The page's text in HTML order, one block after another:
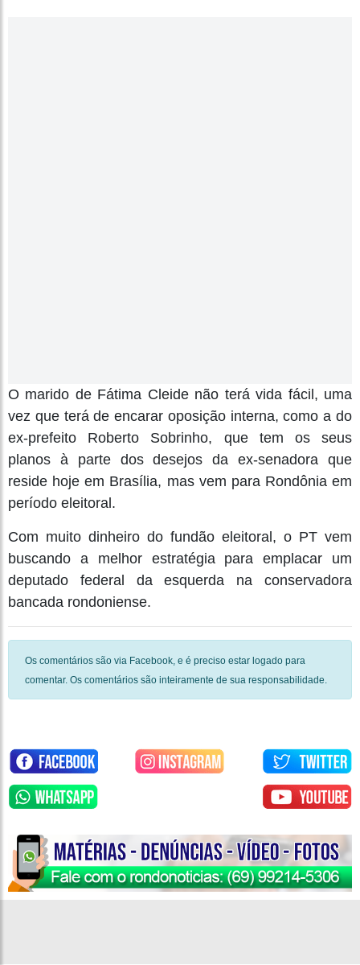
O marido de Fátima Cleide não terá vida fácil, uma
vez que terá de encarar oposição interna, como a do
ex-prefeito Roberto Sobrinho, que tem os seus
planos à parte dos desejos da ex-senadora que
reside hoje em Brasília, mas vem para Rondônia em
período eleitoral.
Com muito dinheiro do fundão eleitoral, o PT vem
buscando a melhor estratégia para emplacar um
deputado federal da esquerda na conservadora
bancada rondoniense.
Os comentários são via Facebook, e é preciso estar logado para
comentar. Os comentários são inteiramente de sua responsabilidade.